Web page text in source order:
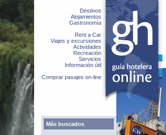
Destinos
Alojamientos
Gastronomía
Rent a Car
Viajes y excursiones
Actividades
Recreación
Servicios
Información útil
Comprar pasajes on-line
Más buscados